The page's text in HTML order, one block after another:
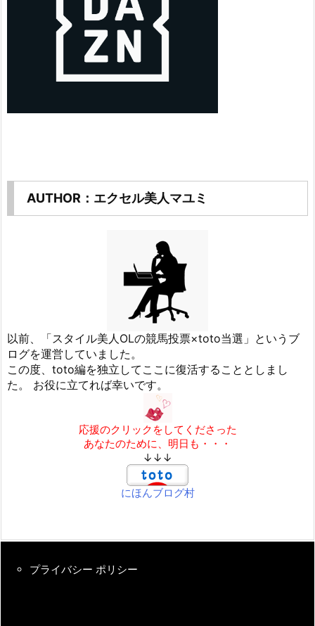
AUTHOR：エクセル美人マユミ
以前、「スタイル美人OLの競馬投票×toto当選」というブ
ログを運営していました。
この度、toto編を独立してここに復活することとしまし
た。 お役に立てれば幸いです。
応援のクリックをしてくださった
あなたのために、明日も・・・
↓↓↓
にほんブログ村
プライバシー ポリシー